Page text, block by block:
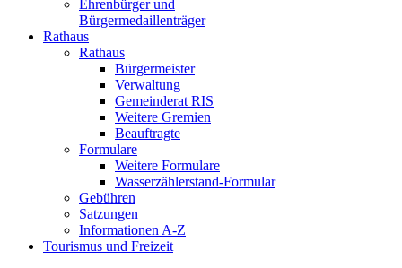
Ehrenbürger und
Bürgermedaillenträger
Rathaus
Rathaus
Bürgermeister
Verwaltung
Gemeinderat RIS
Weitere Gremien
Beauftragte
Formulare
Weitere Formulare
Wasserzählerstand-Formular
Gebühren
Satzungen
Informationen A-Z
Tourismus und Freizeit